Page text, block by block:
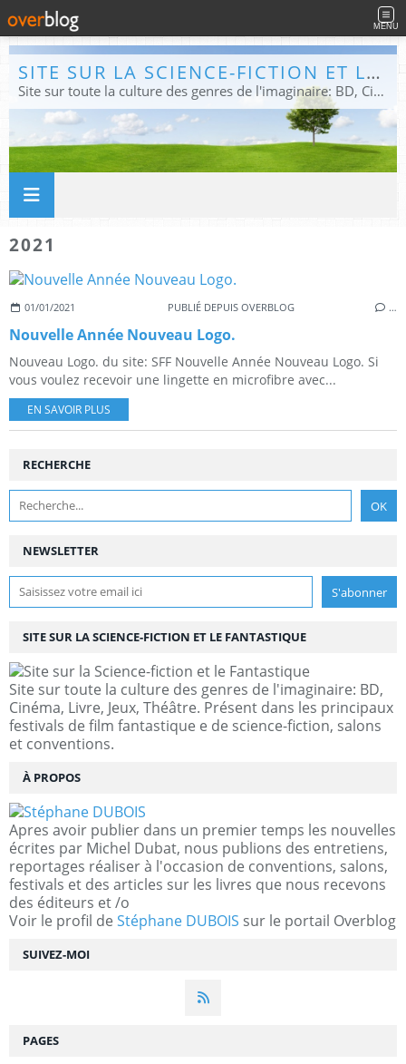
MENU
SITE SUR LA SCIENCE-FICTION ET LE FANTASTIQUE
Site sur toute la culture des genres de l'imaginaire: BD, Cinéma, Livre, Jeux, Théâtre. Présent dans les principaux festivals de film fantastique e de science-fiction, salons et conventions.
2021
01/01/2021 PUBLIÉ DEPUIS OVERBLOG …
Nouvelle Année Nouveau Logo.
Nouveau Logo. du site: SFF Nouvelle Année Nouveau Logo. Si
vous voulez recevoir une lingette en microfibre avec...
EN SAVOIR PLUS
NEWSLETTER
SUIVEZ-MOI
RECHERCHE
SITE SUR LA SCIENCE-FICTION ET LE FANTASTIQUE
Site sur toute la culture des genres de l'imaginaire: BD,
Cinéma, Livre, Jeux, Théâtre. Présent dans les principaux
festivals de film fantastique e de science-fiction, salons
et conventions.
À PROPOS
Apres avoir publier dans un premier temps les nouvelles
écrites par Michel Dubat, nous publions des entretiens,
reportages réaliser à l'occasion de conventions, salons,
festivals et des articles sur les livres que nous recevons
des éditeurs et /o
Voir le profil de Stéphane DUBOIS sur le portail Overblog
PAGES